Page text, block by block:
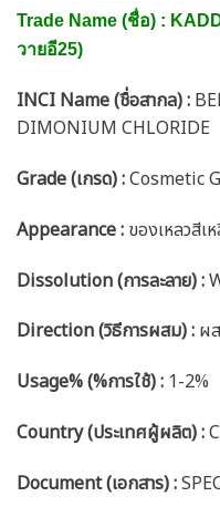
Trade Name (ชื่อ) :
วายอี25)
INCI Name (ชื่อสากล) :
DIMONIUM CHLORIDE
Grade (เกรด) :Cosmetic
Appearance : ของเหลวสีเ
Dissolution (การละลาย) :
Direction (วิธีการผสม) : ผ
Usage% (%การใช้) : 1-2%
Country (ประเทศผู้ผลิต) :
Document (เอกสาร) :